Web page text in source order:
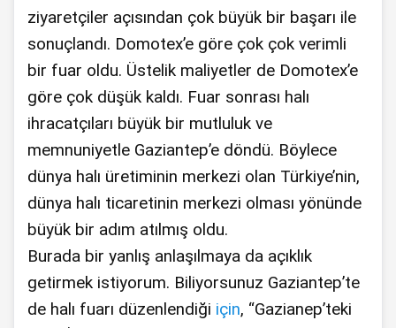
ziyaretçiler açısından çok büyük bir başarı ile
sonuçlandı. Domotex’e göre çok çok verimli
bir fuar oldu. Üstelik maliyetler de Domotex’e
göre çok düşük kaldı. Fuar sonrası halı
ihracatçıları büyük bir mutluluk ve
memnuniyetle Gaziantep’e döndü. Böylece
dünya halı üretiminin merkezi olan Türkiye’nin,
dünya halı ticaretinin merkezi olması yönünde
büyük bir adım atılmış oldu.
Burada bir yanlış anlaşılmaya da açıklık
getirmek istiyorum. Biliyorsunuz Gaziantep’te
de halı fuarı düzenlendiği için, “Gazianep’teki